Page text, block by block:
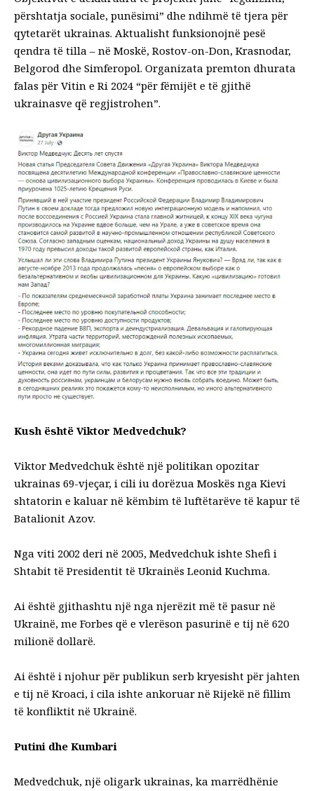
përshtatja sociale, punësimi” dhe ndihmë të tjera për
qytetarët ukrainas. Aktualisht funksionojnë pesë
qendra të tilla – në Moskë, Rostov-on-Don, Krasnodar,
Belgorod dhe Simferopol. Organizata premton dhurata
falas për Vitin e Ri 2024 “për fëmijët e të gjithë
ukrainasve që regjistrohen”.
Kush është Viktor Medvedchuk?
Viktor Medvedchuk është një politikan opozitar
ukrainas 69-vjeçar, i cili iu dorëzua Moskës nga Kievi
shtatorin e kaluar në këmbim të luftëtarëve të kapur të
Batalionit Azov.
Nga viti 2002 deri në 2005, Medvedchuk ishte Shefi i
Shtabit të Presidentit të Ukrainës Leonid Kuchma.
Ai është gjithashtu një nga njerëzit më të pasur në
Ukrainë, me Forbes që e vlerëson pasurinë e tij në 620
milionë dollarë.
Ai është i njohur për publikun serb kryesisht për jahten
e tij në Kroaci, i cila ishte ankoruar në Rijekë në fillim
të konfliktit në Ukrainë.
Putini dhe Kumbari
Medvedchuk, një oligark ukrainas, ka marrëdhënie